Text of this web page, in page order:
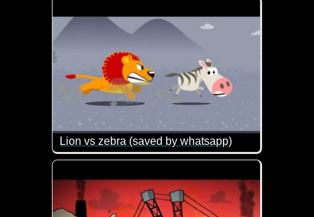
Lion vs zebra (saved by whatsapp)
Ein Löwe jagt ein Zebra. Das Ende dieser